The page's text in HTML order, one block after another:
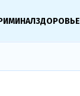
ЗДОРОВЬЕ